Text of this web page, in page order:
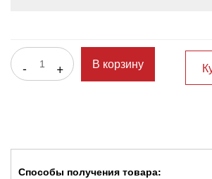
- + В корзину
Способы получения товара: